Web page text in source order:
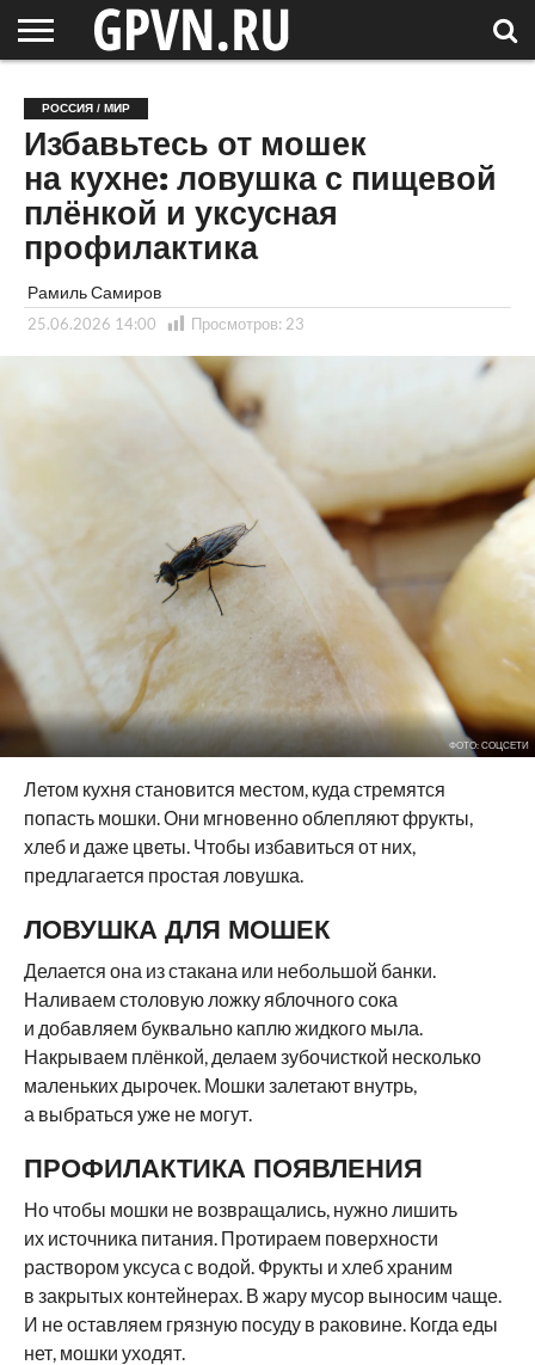
ОБЛАСТЬ
НОВОСТИ
СОСЕДЕЙ
РОССИЯ
/ МИР
СПЕЦПРОЕКТЫ
БЛОГ
СТАТЬИ
ФОТОРЕПОРТАЖИ
ИНТЕРВЬЮ
ОБЪЕКТЫ
ПОДБОРКИ
РОССИЯ / МИР
Избавьтесь от мошек
на кухне: ловушка с пищевой
плёнкой и уксусная
профилактика
Рамиль Самиров
25.06.2026 14:00 Просмотров: 23
ФОТО: СОЦСЕТИ
Летом кухня становится местом, куда стремятся
попасть мошки. Они мгновенно облепляют фрукты,
хлеб и даже цветы. Чтобы избавиться от них,
предлагается простая ловушка.
ЛОВУШКА ДЛЯ МОШЕК
Делается она из стакана или небольшой банки.
Наливаем столовую ложку яблочного сока
и добавляем буквально каплю жидкого мыла.
Накрываем плёнкой, делаем зубочисткой несколько
маленьких дырочек. Мошки залетают внутрь,
а выбраться уже не могут.
ПРОФИЛАКТИКА ПОЯВЛЕНИЯ
Но чтобы мошки не возвращались, нужно лишить
их источника питания. Протираем поверхности
раствором уксуса с водой. Фрукты и хлеб храним
в закрытых контейнерах. В жару мусор выносим чаще.
И не оставляем грязную посуду в раковине. Когда еды
нет, мошки уходят.